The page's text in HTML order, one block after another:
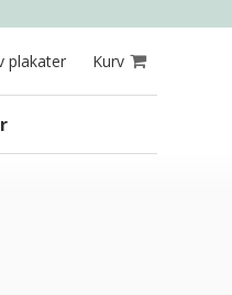
plakater Kurv